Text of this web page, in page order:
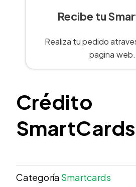
Recibe tu
Realiza tu pedido
pagina web.
Crédito
SmartCards
Categoría Smartcards